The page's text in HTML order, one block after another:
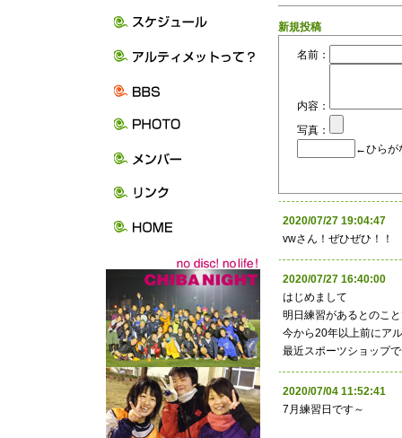
新規投稿
名前：
内容：
写真：
←ひらが
2020/07/27
vwさん！ぜひぜひ！！
2020/07/27
はじめまして
明日練習があるとのこ
今から20年以上前にア
最近スポーツショップ
2020/07/04 11:52:41
7月練習日です～